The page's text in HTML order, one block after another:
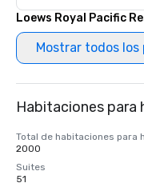
Loews Royal Pacific
Mostrar todos
Habitaciones para
Total de habitaciones para
2000
Suites
51